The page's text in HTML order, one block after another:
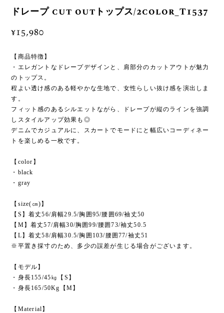
ドレープ cut outトップス/2color_T1537
¥15,980
【商品特徴】
・エレガントなドレープデザインと、肩部分のカットアウトが魅力
のトップス。
程よい透け感のある軽やかな生地で、女性らしい抜け感を演出しま
す。
フィット感のあるシルエットながら、ドレープが縦のラインを強調
しスタイルアップ効果も◎
デニムでカジュアルに、スカートでモードにと幅広いコーディネー
トを楽しめる一枚です。
【color】
・black
・gray
【size(㎝)】
【S】着丈56/肩幅29.5/胸囲95/腰囲69/袖丈50
【M】着丈57/肩幅30/胸囲99/腰囲73/袖丈50.5
【L】着丈58/肩幅30.5/胸囲103/腰囲77/袖丈51
※平置き採寸のため、多少の誤差が生じる場合がございます。
【モデル】
・身長155/45㎏【S】
・身長165/50Kg【M】
【Material】